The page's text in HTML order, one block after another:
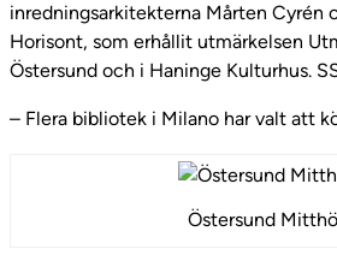
inredningsarkitekterna Mårten Cyrén
Horisont, som erhållit utmärkelsen
Östersund och i Haninge Kulturhus.
– Flera bibliotek i Milano har valt att
Östersund